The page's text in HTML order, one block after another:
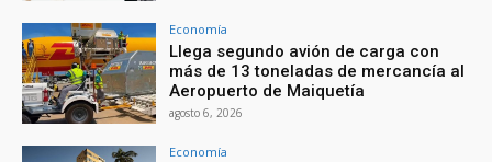
Economía
Llega segundo avión de carga con
más de 13 toneladas de mercancía al
Aeropuerto de Maiquetía
agosto 6, 2026
Economía